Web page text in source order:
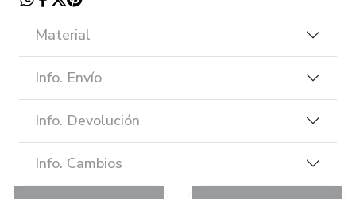
Material
Info. Envío
Info. Devolución
Info. Cambios